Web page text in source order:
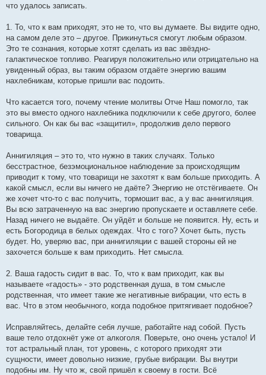
что удалось записать.
1. То, что к вам приходят, это не то, что вы думаете. Вы видите одно,
на самом деле это – другое. Прикинуться смогут любым образом.
Это те сознания, которые хотят сделать из вас звёздно-
галактическое топливо. Реагируя положительно или отрицательно на
увиденный образ, вы таким образом отдаёте энергию вашим
нахлебникам, которые пришли вас подоить.
Что касается того, почему чтение молитвы Отче Наш помогло, так
это вы вместо одного нахлебника подключили к себе другого, более
сильного. Он как бы вас «защитил», продолжив дело первого
товарища.
Аннигиляция – это то, что нужно в таких случаях. Только
бесстрастное, безэмоциональное наблюдение за происходящим
приводит к тому, что товарищи не захотят к вам больше приходить. А
какой смысл, если вы ничего не даёте? Энергию не отстёгиваете. Он
же хочет что-то с вас получить, тормошит вас, а у вас аннигиляция.
Вы всю затраченную на вас энергию пропускаете и оставляете себе.
Назад ничего не выдаёте. Он уйдёт и больше не появится. Ну, есть и
есть Богородица в белых одеждах. Что с того? Хочет быть, пусть
будет. Но, уверяю вас, при аннигиляции с вашей стороны ей не
захочется больше к вам приходить. Нет смысла.
2. Ваша гадость сидит в вас. То, что к вам приходит, как вы
называете «гадость» - это родственная душа, в том смысле
родственная, что имеет такие же негативные вибрации, что есть в
вас. Что в этом необычного, когда подобное притягивает подобное?
Исправляйтесь, делайте себя лучше, работайте над собой. Пусть
ваше тело отдохнёт уже от алкоголя. Поверьте, оно очень устало! И
тот астральный план, тот уровень, с которого приходят эти
сущности, имеет довольно низкие, грубые вибрации. Вы внутри
подобны им. Ну что ж, свой пришёл к своему в гости. Всё